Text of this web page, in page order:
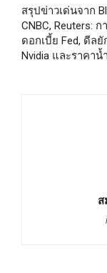
สรุปข่าวเด่นจาก
CNBC, Reuters:
ดอกเบี้ย Fed, ดีล
Nvidia และราคาน้